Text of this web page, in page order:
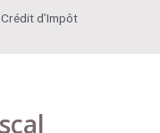
d’Impôt